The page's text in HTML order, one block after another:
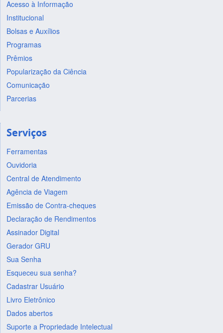
Acesso à Informação
Institucional
Bolsas e Auxílios
Programas
Prêmios
Popularização da Ciência
Comunicação
Parcerias
Serviços
Ferramentas
Ouvidoria
Central de Atendimento
Agência de Viagem
Emissão de Contra-cheques
Declaração de Rendimentos
Assinador Digital
Gerador GRU
Sua Senha
Esqueceu sua senha?
Cadastrar Usuário
Livro Eletrônico
Dados abertos
Suporte a Propriedade Intelectual